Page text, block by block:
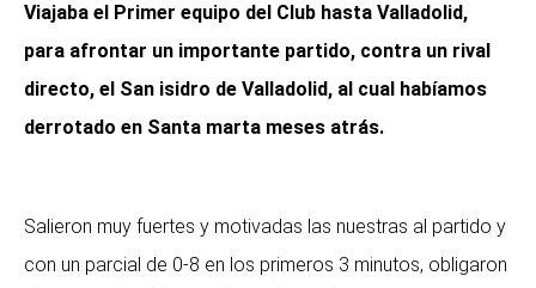
Viajaba el Primer equipo del Club hasta Valladolid,
para afrontar un importante partido, contra un rival
directo, el San isidro de Valladolid, al cual habíamos
derrotado en Santa marta meses atrás.
Salieron muy fuertes y motivadas las nuestras al partido y
con un parcial de 0-8 en los primeros 3 minutos, obligaron